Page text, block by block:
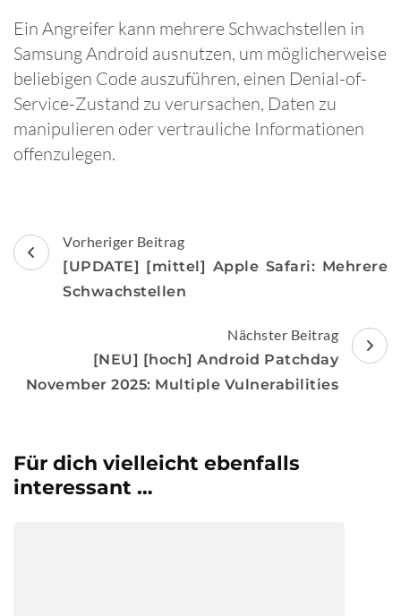
Ein Angreifer kann mehrere Schwachstellen in
Samsung Android ausnutzen, um möglicherweise
beliebigen Code auszuführen, einen Denial-of-
Service-Zustand zu verursachen, Daten zu
manipulieren oder vertrauliche Informationen
offenzulegen.
Beitragsnavigation
Vorheriger Beitrag
[UPDATE] [mittel] Apple Safari: Mehrere
Schwachstellen
Nächster Beitrag
[NEU] [hoch] Android Patchday
November 2025: Multiple Vulnerabilities
Für dich vielleicht ebenfalls
interessant …